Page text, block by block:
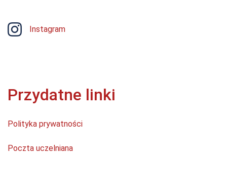
Instagram
Przydatne linki
Polityka prywatności
Poczta uczelniana